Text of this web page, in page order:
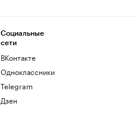
Социальные
сети
ВКонтакте
Одноклассники
Telegram
Дзен